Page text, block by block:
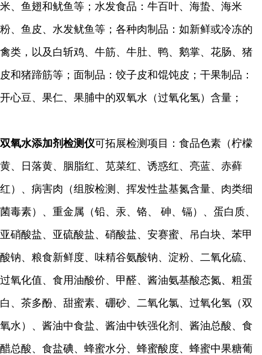
米、鱼翅和鱿鱼等；水发食品：牛百叶、海蛰、海米
粉、鱼皮、水发鱿鱼等；各种肉制品：如新鲜或冷冻的
禽类，以及白斩鸡、牛筋、牛肚、鸭、鹅掌、花肠、猪
皮和猪蹄筋等；面制品：饺子皮和馄饨皮；干果制品：
开心豆、果仁、果脯中的双氧水（过氧化氢）含量；
双氧水添加剂检测仪可拓展检测项目：食品色素（柠檬
黄、日落黄、胭脂红、苋菜红、诱惑红、亮蓝、赤藓
红）、病害肉（组胺检测、挥发性盐基氮含量、肉类细
菌毒素）、重金属（铅、汞、铬、 砷、镉）、蛋白质、
亚硝酸盐、亚硫酸盐、硝酸盐、安赛蜜、吊白块、苯甲
酸钠、粮食新鲜度、味精谷氨酸钠、淀粉、二氧化硫、
过氧化值、食用油酸价、甲醛、酱油氨基酸态氮、粗蛋
白、茶多酚、甜蜜素、硼砂、二氧化氯、过氧化氢（双
氧水）、酱油中食盐、酱油中铁强化剂、酱油总酸、食
醋总酸、食盐碘、蜂蜜水分、蜂蜜酸度、蜂蜜中果糖葡